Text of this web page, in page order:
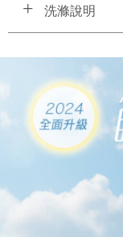
洗滌說明